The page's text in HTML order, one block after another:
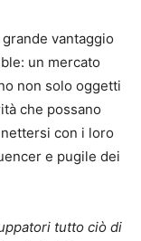
vantaggio
un mercato
non solo oggetti
che possano
con i loro
e pugile dei
tutto ciò di